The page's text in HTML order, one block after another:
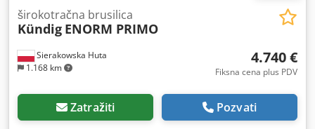
Sierakowska Huta
1.168 km
širokotračna brusilica
Kündig ENORM PRIMO
4.740 €
Fiksna cena plus PDV
Zatražiti Pozvati